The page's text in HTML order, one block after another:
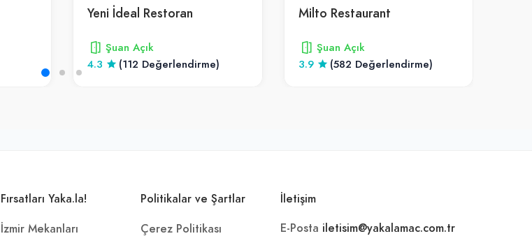
Yeni İdeal Restoran
Şuan Açık
4.3
(112 Değerlendirme)
Milto Restaurant
Şuan Açık
3.9
(582 Değerlendirme)
Fırsatları Yaka.la!
İzmir Mekanları
Politikalar ve Şartlar
Çerez Politikası
İletişim
E-Posta iletisim@yakalamac.com.tr